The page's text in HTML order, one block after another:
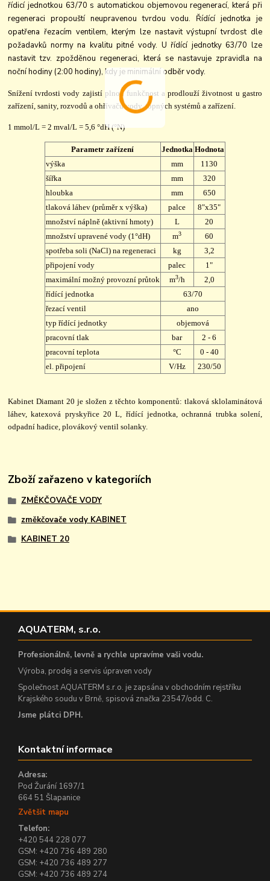
řídicí jednotkou 63/70 s automatickou objemovou regenerací, která při
regeneraci propouští neupravenou tvrdou vodu. Řídící jednotka je
opatřena řezacím ventilem, kterým lze nastavit výstupní tvrdost dle
požadavků normy na kvalitu pitné vody. U řídící jednotky 63/70 lze
nastavit tzv. zpožděnou regeneraci, která se nastavuje zpravidla na
noční hodiny (2:00 hodiny), kdy je minimální odběr vody.
Snížení tvrdosti vody zajistí plnou funkčnost a prodlouží životnost u gastro
zařízení, sanity, rozvodů a ohřívačů vody, topných systémů a zařízení.
1 mmol/L = 2 mval/L = 5,6 °dH (°N)
Parametr zařízení Jednotka Hodnota
výška
mm
1130
šířka
mm
320
hloubka
mm
650
tlaková láhev (průměr x výška)
palce
8"x35"
množství náplně (aktivní hmoty)
L
20
množství upravené vody (1°dH)
m3
60
spotřeba soli (NaCl) na regeneraci
kg
3,2
připojení vody
palec
1"
maximální možný provozní průtok
m3/h
2,0
řídící jednotka
63/70
řezací ventil
ano
typ řídící jednotky
objemová
pracovní tlak
bar
2 - 6
pracovní teplota
°C
0 - 40
el. připojení
V/Hz 230/50
Kabinet Diamant 20 je složen z těchto komponentů: tlaková sklolaminátová
láhev, katexová pryskyřice 20 L, řídící jednotka, ochranná trubka solení,
odpadní hadice, plovákový ventil solanky.
Zboží zařazeno v kategoriích
ZMĚKČOVAČE VODY
změkčovače vody KABINET
KABINET 20
AQUATERM, s.r.o.
Profesionálně, levně a rychle upravíme vaši vodu.
Výroba, prodej a servis úpraven vody
Společnost AQUATERM s.r.o. je zapsána v obchodním rejstříku
Krajského soudu v Brně, spisová značka 23547/odd. C.
Jsme plátci DPH.
Kontaktní informace
Adresa:
Pod Žurání 1697/1
664 51 Šlapanice
Zvětšit mapu
Telefon:
+420 544 228 077
GSM: +420 736 489 280
GSM: +420 736 489 277
GSM: +420 736 489 274